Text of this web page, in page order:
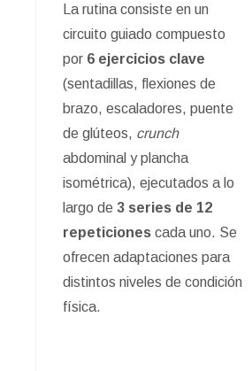
La rutina consiste en un
circuito guiado compuesto
por 6 ejercicios clave
(sentadillas, flexiones de
brazo, escaladores, puente
de glúteos, crunch
abdominal y plancha
isométrica), ejecutados a lo
largo de 3 series de 12
repeticiones cada uno. Se
ofrecen adaptaciones para
distintos niveles de condición
física.